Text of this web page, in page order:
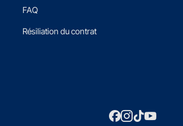
FAQ
Résiliation du contrat